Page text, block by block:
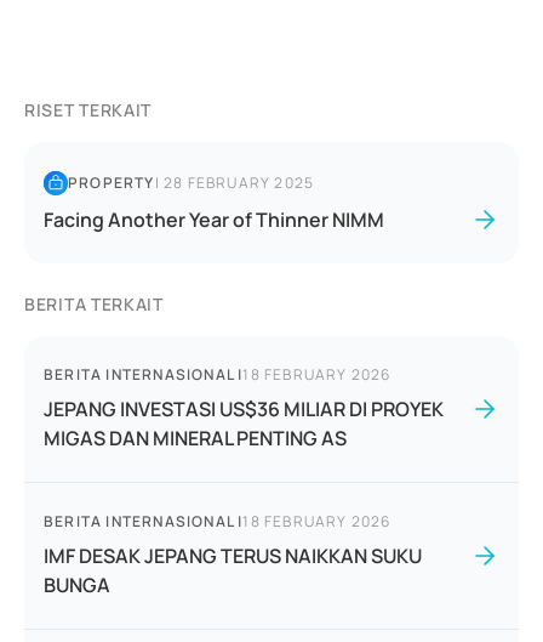
RISET TERKAIT
PROPERTY|28 FEBRUARY 2025
Facing Another Year of Thinner NIMM
BERITA TERKAIT
BERITA INTERNASIONAL |18 FEBRUARY 2026
JEPANG INVESTASI US$36 MILIAR DI PROYEK
MIGAS DAN MINERAL PENTING AS
BERITA INTERNASIONAL |18 FEBRUARY 2026
IMF DESAK JEPANG TERUS NAIKKAN SUKU
BUNGA